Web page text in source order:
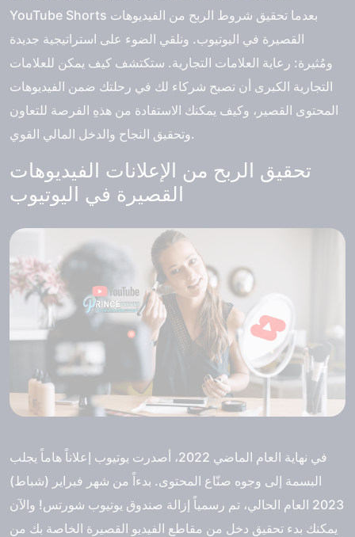
YouTube Shorts بعدما تحقيق شروط الربح من الفيديوهات
القصيرة في اليوتيوب. ونلقي الضوء على استراتيجية جديدة
ومُثيرة: رعاية العلامات التجارية. ستكتشف كيف يمكن للعلامات
التجارية الكبرى أن تصبح شركاء لك في رحلتك ضمن الفيديوهات
المحتوى القصير، وكيف يمكنك الاستفادة من هذهِ الفرصة للتعاون
وتحقيق النجاح والدخل المالي القوي.
تحقيق الربح من الإعلانات الفيديوهات
القصيرة في اليوتيوب
في نهاية العام الماضي 2022، أصدرت يوتيوب إعلاناً هاماً يجلب
البسمة إلى وجوه صنّاع المحتوى. بدءاً من شهر فبراير (شباط)
2023 العام الحالي، تم رسمياً إزالة صندوق يوتيوب شورتس! والآن
يمكنك بدء تحقيق دخل من مقاطع الفيديو القصيرة الخاصة بك من